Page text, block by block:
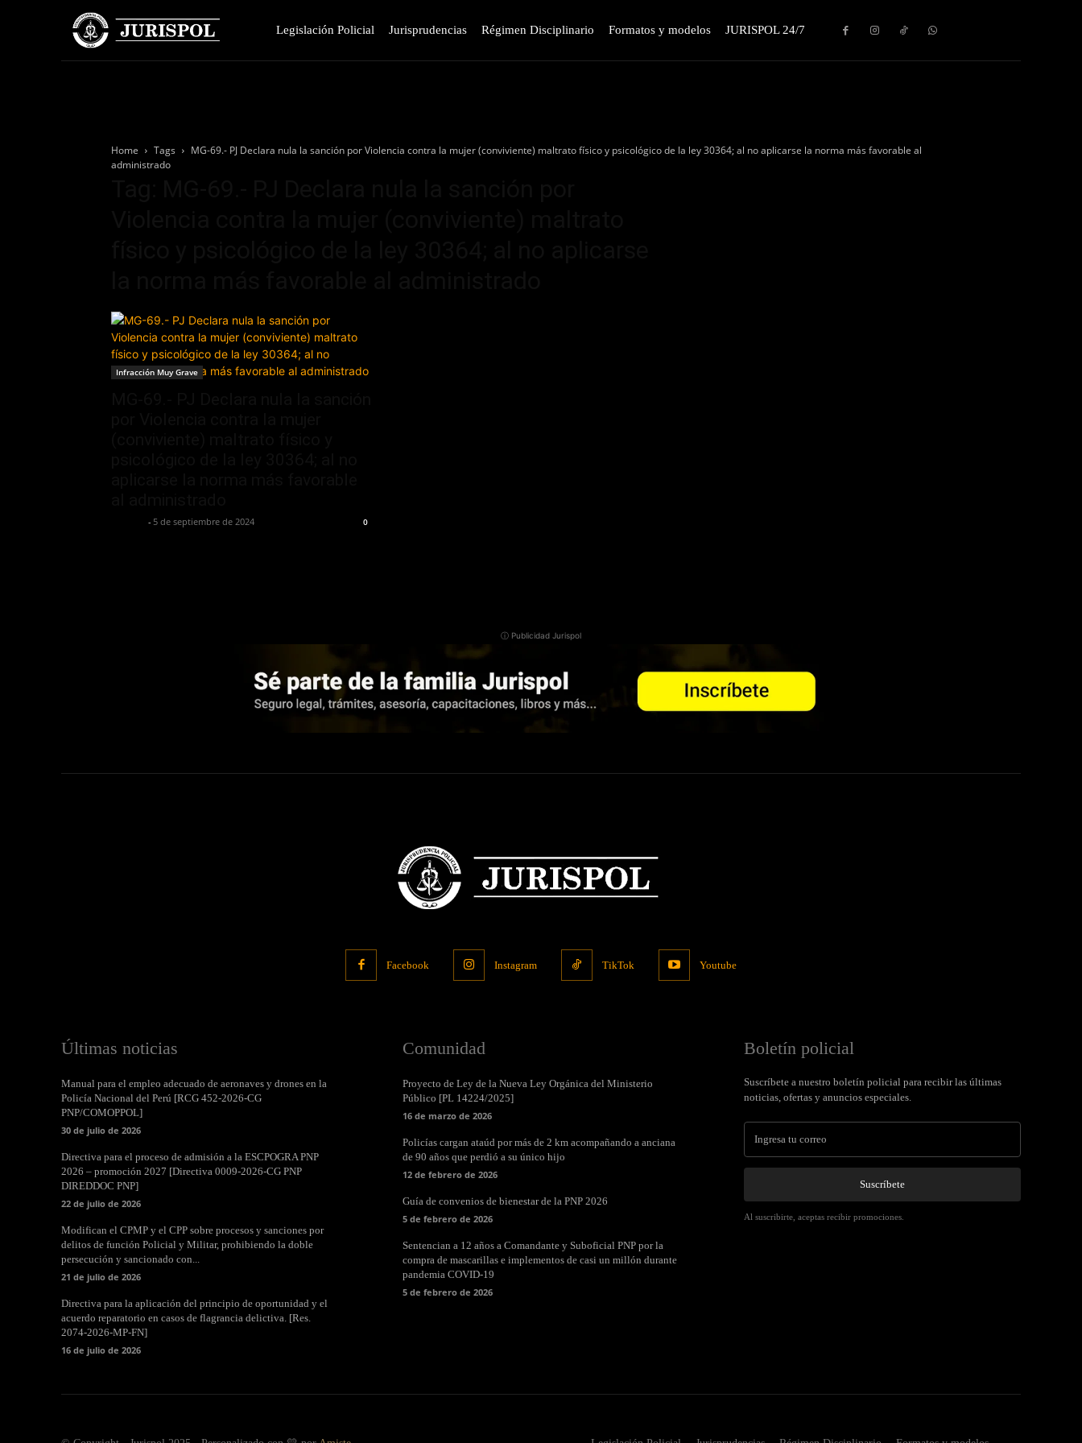
Legislación Policial Jurisprudencias Régimen Disciplinario Formatos y modelos JURISPOL 24/7
Home Tags
MG-69.- PJ Declara nula la sanción por Violencia contra la mujer (conviviente) maltrato físico y psicológico de la ley 30364; al no aplicarse la norma más favorable al
administrado
Infracción Muy Grave
- 5 de septiembre de 2024 0
ⓘ Publicidad Jurispol
Facebook Instagram TikTok Youtube
Últimas noticias
Manual para el empleo adecuado de aeronaves y drones en la
Policía Nacional del Perú [RCG 452-2026-CG
PNP/COMOPPOL]
30 de julio de 2026
Directiva para el proceso de admisión a la ESCPOGRA PNP
2026 – promoción 2027 [Directiva 0009-2026-CG PNP
DIREDDOC PNP]
22 de julio de 2026
Modifican el CPMP y el CPP sobre procesos y sanciones por
delitos de función Policial y Militar, prohibiendo la doble
persecución y sancionado con...
21 de julio de 2026
Directiva para la aplicación del principio de oportunidad y el
acuerdo reparatorio en casos de flagrancia delictiva. [Res.
2074-2026-MP-FN]
16 de julio de 2026
Comunidad
Proyecto de Ley de la Nueva Ley Orgánica del Ministerio
Público [PL 14224/2025]
16 de marzo de 2026
Policías cargan ataúd por más de 2 km acompañando a anciana
de 90 años que perdió a su único hijo
12 de febrero de 2026
Guía de convenios de bienestar de la PNP 2026
5 de febrero de 2026
Sentencian a 12 años a Comandante y Suboficial PNP por la
compra de mascarillas e implementos de casi un millón durante
pandemia COVID-19
5 de febrero de 2026
Boletín policial
Suscríbete a nuestro boletín policial para recibir las últimas
noticias, ofertas y anuncios especiales.
Suscríbete
Al suscribirte, aceptas recibir promociones.